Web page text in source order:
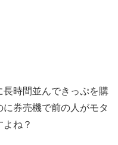
時間並んできっぷを購
券売機で前の人がモタ
ね？